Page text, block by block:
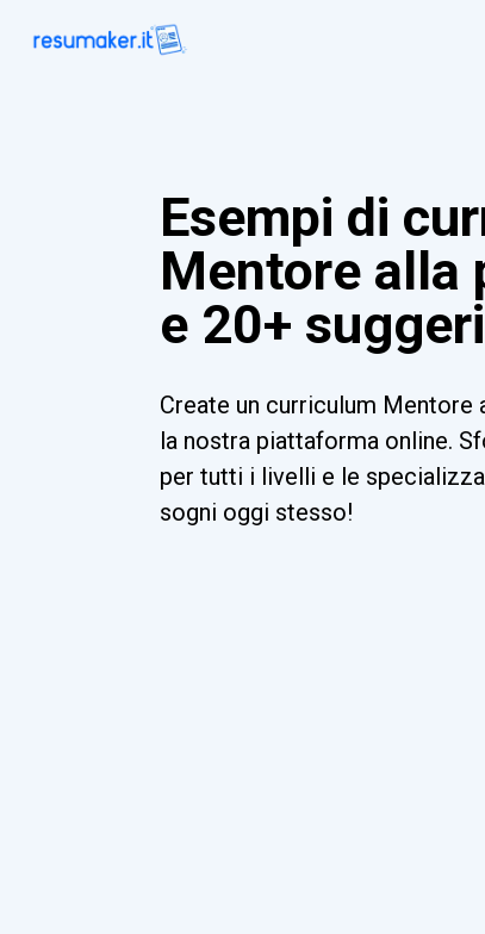
Esempi di
Mentore alla
e 20+
Create un curriculum Mentore
la nostra piattaforma online.
per tutti i livelli e le
sogni oggi stesso!